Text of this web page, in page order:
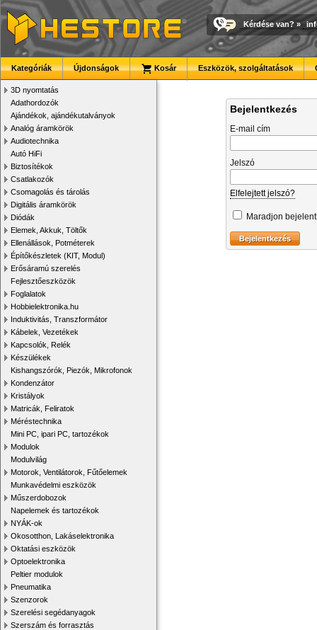
Kérdése van? »
Kategóriák Újdonságok Kosár Eszközök, szolgáltatások
3D nyomtatás
Adathordozók
Ajándékok, ajándékutalványok
Analóg áramkörök
Audiotechnika
Autó HiFi
Biztosítékok
Csatlakozók
Csomagolás és tárolás
Digitális áramkörök
Diódák
Elemek, Akkuk, Töltők
Ellenállások, Potméterek
Építőkészletek (KIT, Modul)
Erősáramú szerelés
Fejlesztőeszközök
Foglalatok
Hobbielektronika.hu
Induktivitás, Transzformátor
Kábelek, Vezetékek
Kapcsolók, Relék
Készülékek
Kishangszórók, Piezók, Mikrofonok
Kondenzátor
Kristályok
Matricák, Feliratok
Méréstechnika
Mini PC, ipari PC, tartozékok
Modulok
Modulvilág
Motorok, Ventilátorok, Fűtőelemek
Munkavédelmi eszközök
Műszerdobozok
Napelemek és tartozékok
NYÁK-ok
Okosotthon, Lakáselektronika
Oktatási eszközök
Optoelektronika
Peltier modulok
Pneumatika
Szenzorok
Szerelési segédanyagok
Szerszám és forrasztás
Bejelentkezés
E-mail cím
Jelszó
Elfelejtett jelszó?
Maradjon